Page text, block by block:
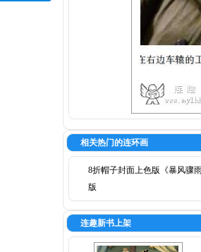
相关热门的连环画
8折帽子封面上色版《暴风骤
版
连趣新书上架